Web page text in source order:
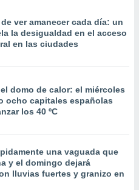
ver amanecer cada día: un
la desigualdad en el acceso
en las ciudades
domo de calor: el miércoles
ocho capitales españolas
los 40 ºC
una vaguada que
y el domingo dejará
lluvias fuertes y granizo en